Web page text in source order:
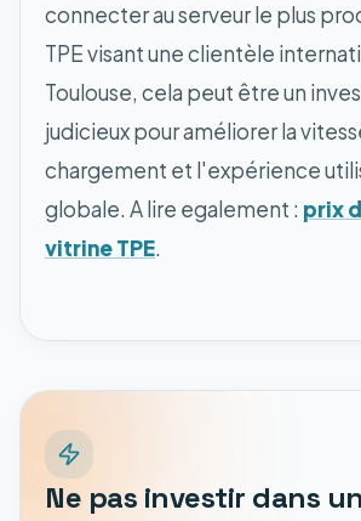
connecter au serveur le plus
TPE visant une clientèle
Toulouse, cela peut être un
judicieux pour améliorer la
chargement et l'expérience
globale. A lire egalement : prix
vitrine TPE.
Ne pas investir dans